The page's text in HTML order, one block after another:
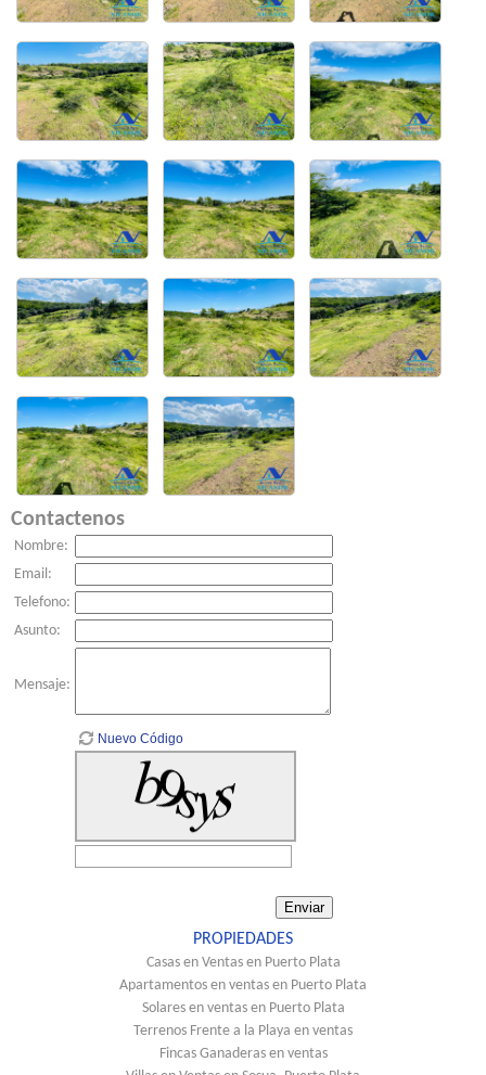
Contactenos
Nombre:
Email:
Telefono:
Asunto:
Mensaje:
Nuevo Código
PROPIEDADES
Casas en Ventas en Puerto Plata
Apartamentos en ventas en Puerto Plata
Solares en ventas en Puerto Plata
Terrenos Frente a la Playa en ventas
Fincas Ganaderas en ventas